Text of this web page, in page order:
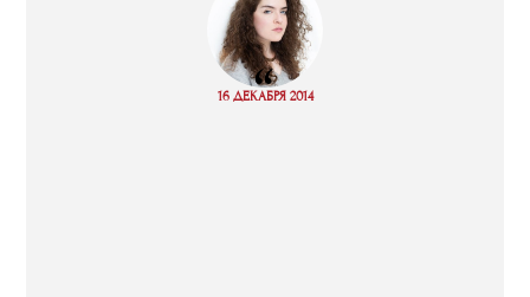
“
16 ДЕКАБРЯ 2014
Read